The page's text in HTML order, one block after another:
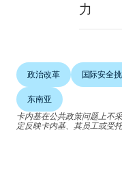
力
政治改革 国际安全
东南亚
卡内基在公共政策问题上不
定反映卡内基、其员工或受托